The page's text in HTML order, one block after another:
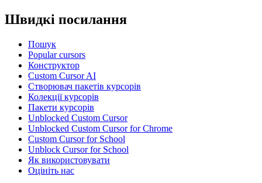
Швидкі посилання
Пошук
Popular cursors
Конструктор
Custom Cursor AI
Створювач пакетів курсорів
Колекції курсорів
Пакети курсорів
Unblocked Custom Cursor
Unblocked Custom Cursor for Chrome
Custom Cursor for School
Unblock Cursor for School
Як використовувати
Оцініть нас